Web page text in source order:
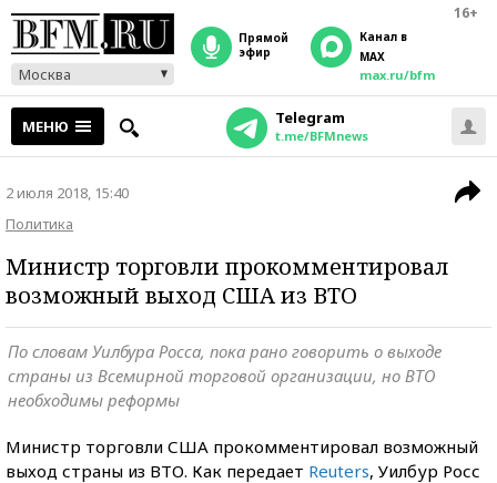
16+
Москва
прямой
эфир
Канал в
MAX
max.ru/bfm
МЕНЮ Telegram
t.me/BFMnews
2 июля 2018, 15:40
Политика
Министр торговли прокомментировал
возможный выход США из ВТО
По словам Уилбура Росса, пока рано говорить о выходе
страны из Всемирной торговой организации, но ВТО
необходимы реформы
Министр торговли США прокомментировал возможный
выход страны из ВТО. Как передает Reuters, Уилбур Росс